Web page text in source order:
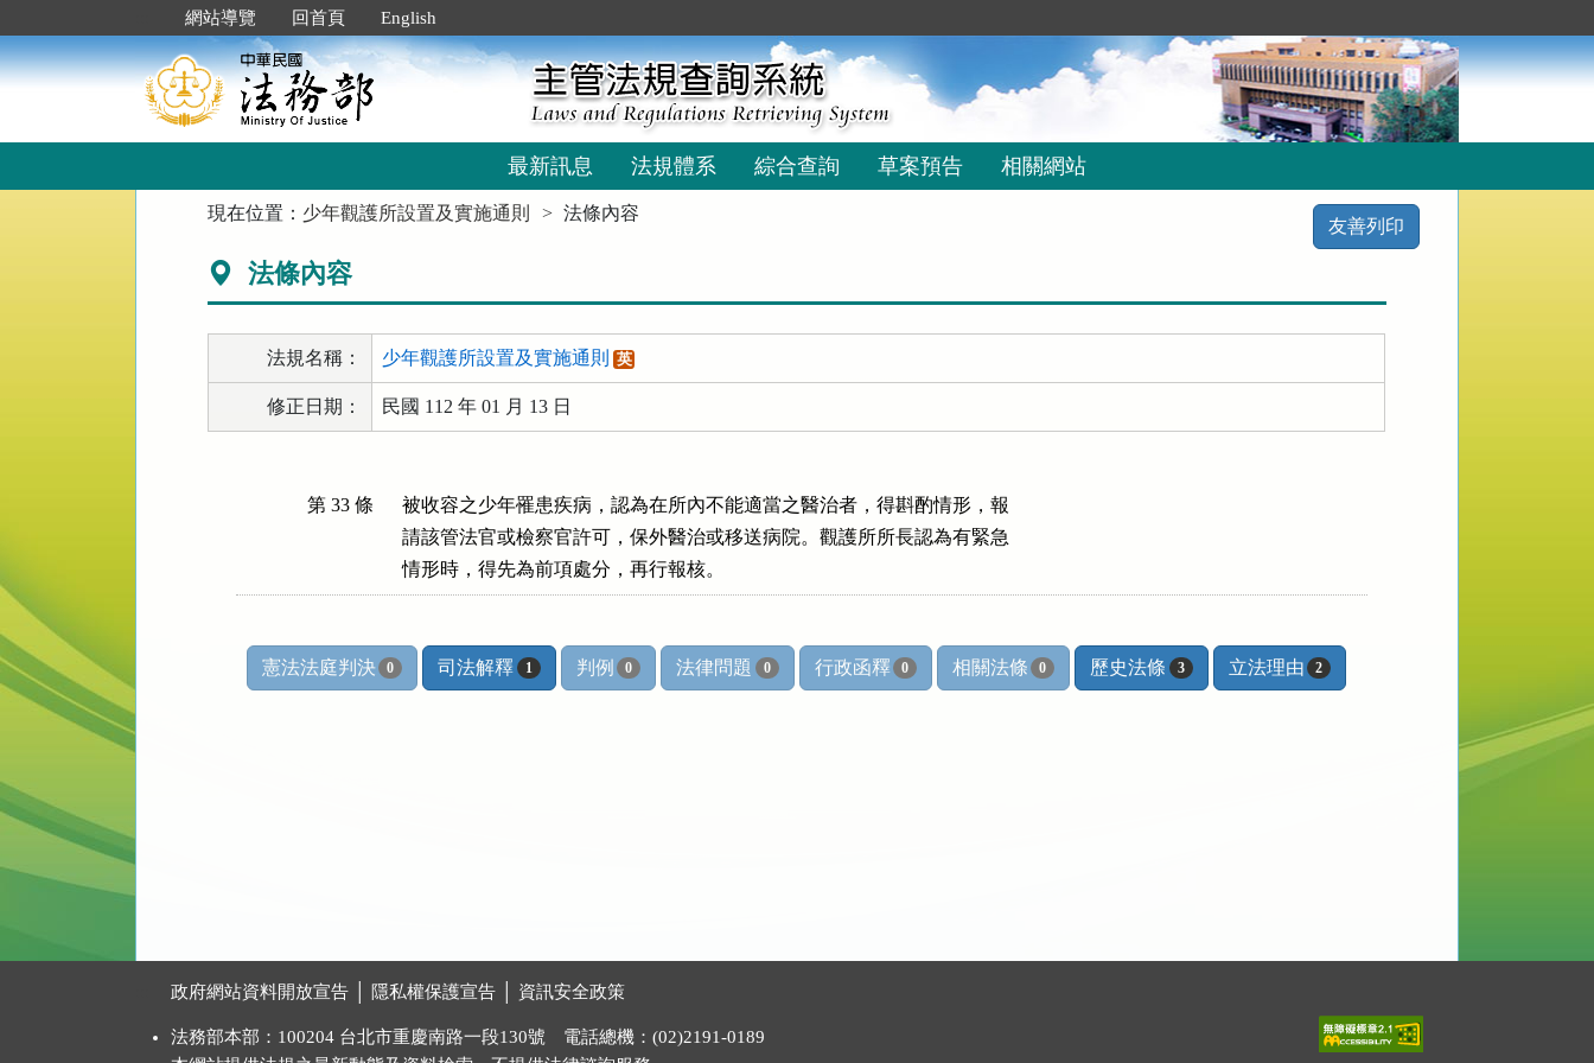
到
主
要
網站導覽 回首頁 English
最新訊息 法規體系 綜合查詢 草案預告 相關網站
現在位置： 少年觀護所設置及實施通則 法條內容
友善列印
法條內容
法規名稱： 少年觀護所設置及實施通則 英
修正日期： 民國 112 年 01 月 13 日
第 33 條
被收容之少年罹患疾病，認為在所內不能適當之醫治者，得斟酌情形，報
請該管法官或檢察官許可，保外醫治或移送病院。觀護所所長認為有緊急
情形時，得先為前項處分，再行報核。
憲法法庭判決 0 司法解釋 1 判例 0 法律問題 0 行政函釋 0 相關法條 0 歷史法條 3 立法理由 2
政府網站資料開放宣告 隱私權保護宣告 資訊安全政策
法務部本部：100204 台北市重慶南路一段130號 電話總機：(02)2191-0189